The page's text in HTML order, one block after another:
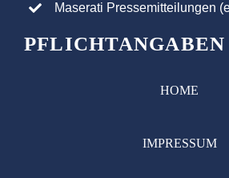
Maserati Pressemitteilungen
PFLICHTANGABEN
HOME
IMPRESSUM